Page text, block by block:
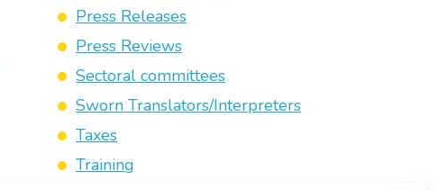
Press Releases
Press Reviews
Sectoral committees
Sworn Translators/Interpreters
Taxes
Training